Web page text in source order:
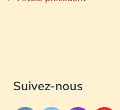
Suivez-nous